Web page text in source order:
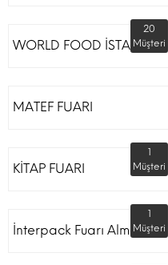
WORLD FOOD İSTANBUL
20
Müşteri
MATEF FUARI
KİTAP FUARI
1
Müşteri
İnterpack Fuarı Almanya
1
Müşteri